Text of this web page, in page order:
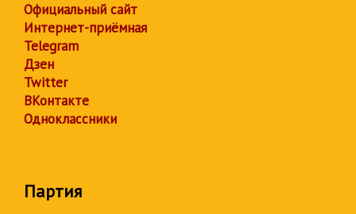
Официальный сайт
Интернет-приёмная
Telegram
Дзен
Twitter
ВКонтакте
Одноклассники
Партия